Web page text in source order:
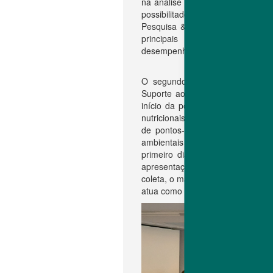
possibilitados pelas
Pesquisa & Desenvolvimento.
principais recomendações
desempenho ideais tanto na
O segundo dia foi dedicado a
Suporte ao Cliente da Hubbard.
início da postura; sendo que
nutricionais adequadas, são
de pontos-chave para o
ambientais ideais.
primeiro dia, sendo que o
apresentação final abordou as
coleta, o manuseio e o
atua como uma barreira